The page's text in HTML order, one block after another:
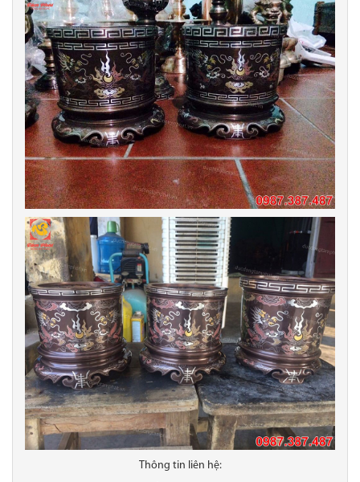
Thông tin liên hệ: